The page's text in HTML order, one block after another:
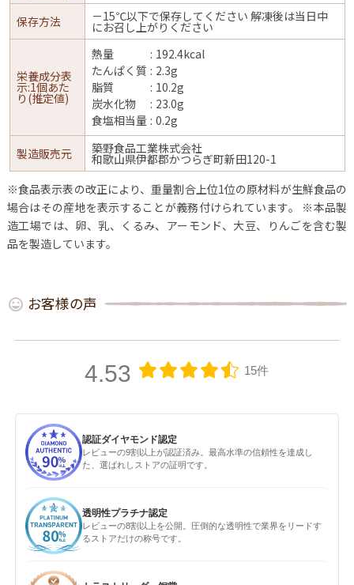
保存方法 －15℃以下で保存してください 解凍後は当日中
にお召し上がりください
栄養成分表
示:1個あた
り(推定値)
熱量
192.4kcal
たんぱく質
2.3g
脂質
10.2g
炭水化物
23.0g
食塩相当量 0.2g
製造販売元 築野食品工業株式会社
和歌山県伊都郡かつらぎ町新田120-1
※食品表示表の改正により、重量割合上位1位の原材料が生鮮食品の
場合はその産地を表示することが義務付けられています。 ※本品製
造工場では、卵、乳、くるみ、アーモンド、大豆、りんごを含む製
品を製造しています。
お客様の声
4.53 15件
認証ダイヤモンド認定
レビューの9割以上が認証済み。最高水準の信頼性を達成し
た、選ばれしストアの証明です。
透明性プラチナ認定
レビューの8割以上を公開。圧倒的な透明性で業界をリードす
るストアだけの称号です。